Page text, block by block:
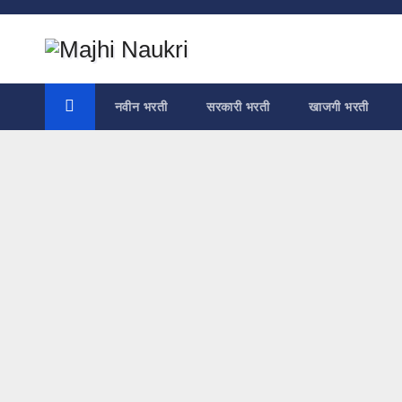
Skip
नवीन भरती सरकारी भरती खाजगी भरती